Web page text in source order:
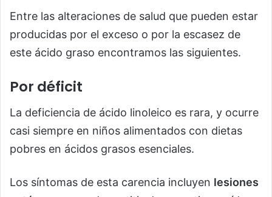
Entre las alteraciones de salud que pueden estar
producidas por el exceso o por la escasez de
este ácido graso encontramos las siguientes.
Por déficit
La deficiencia de ácido linoleico es rara, y ocurre
casi siempre en niños alimentados con dietas
pobres en ácidos grasos esenciales.
Los síntomas de esta carencia incluyen lesiones